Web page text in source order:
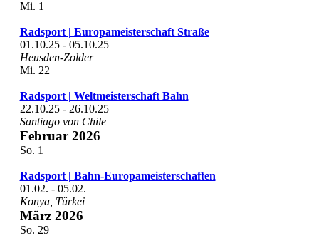
Mi. 1
Radsport | Europameisterschaft Straße
01.10.25- 05.10.25
Heusden-Zolder
Mi. 22
Radsport | Weltmeisterschaft Bahn
22.10.25- 26.10.25
Santiago von Chile
Februar 2026
So. 1
Radsport | Bahn-Europameisterschaften
01.02. - 05.02.
Konya, Türkei
März 2026
So. 29